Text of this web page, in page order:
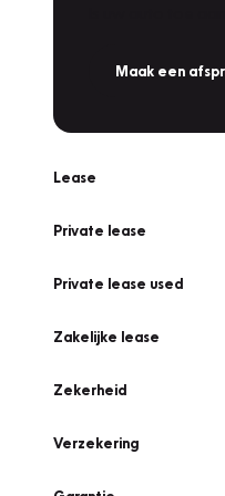
Maak een
Lease
Private lease
Private lease used
Zakelijke lease
Zekerheid
Verzekering